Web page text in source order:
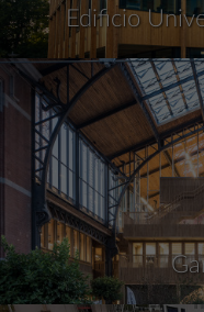
Edificio